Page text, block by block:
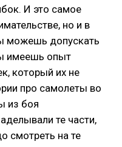
И это самое
но и в
можешь допускать
имеешь опыт
который их не
про самолеты во
из боя
те части,
смотреть на те